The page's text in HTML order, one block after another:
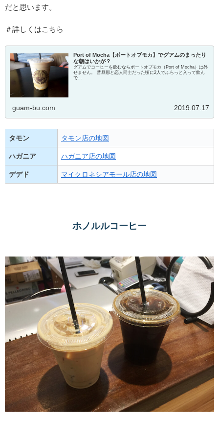
だと思います。
＃詳しくはこちら
Port of Mocha【ポートオブモカ】でグアムのまったり
な朝はいかが？
グアムでコーヒーを飲むならポートオブモカ（Port of Mocha）は外
せません。 昔旦那と恋人同士だった頃に2人でふらっと入って飲ん
で...
guam-bu.com 2019.07.17
タモン タモン店の地図
ハガニア ハガニア店の地図
デデド マイクロネシアモール店の地図
ホノルルコーヒー